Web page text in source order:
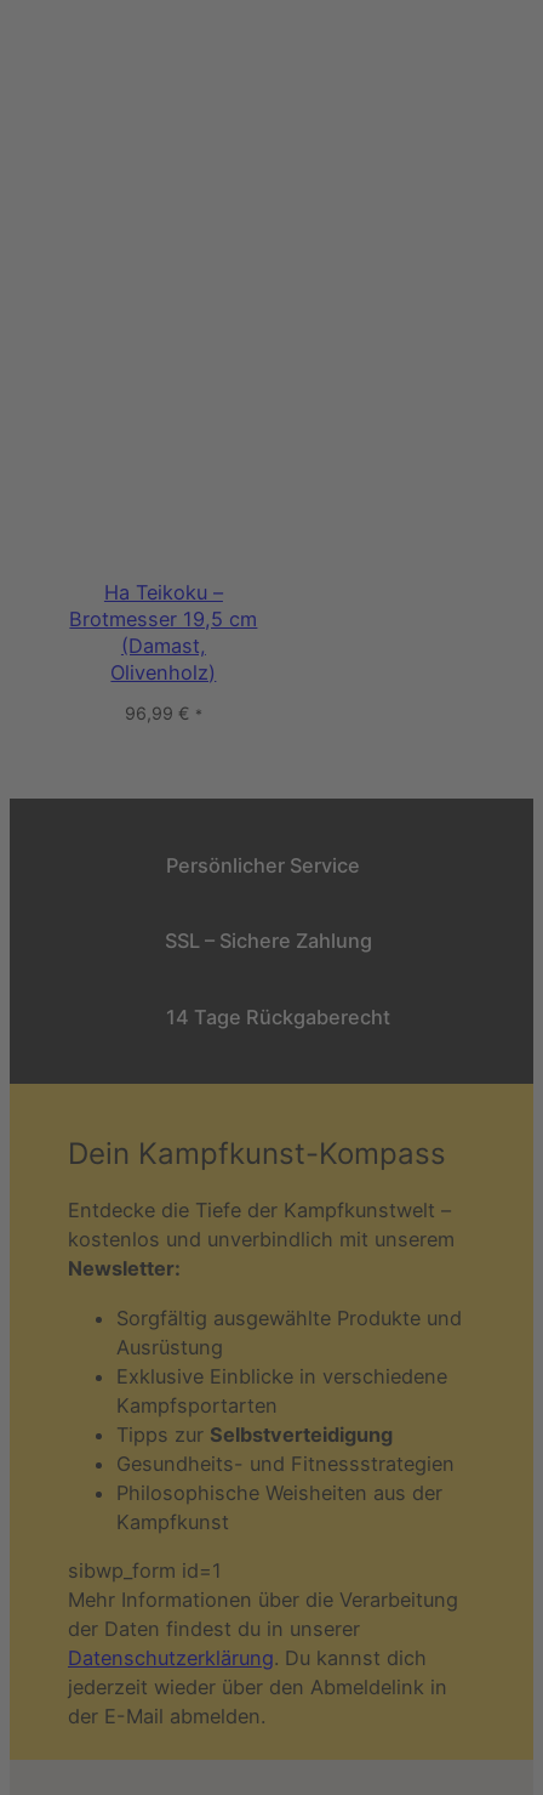
Ha Teikoku –
Brotmesser 19,5 cm
(Damast,
Olivenholz)
96,99 € *
Persönlicher Service
SSL – Sichere Zahlung
14 Tage Rückgaberecht
Dein Kampfkunst-Kompass
Entdecke die Tiefe der Kampfkunstwelt –
kostenlos und unverbindlich mit unserem
Newsletter:
Sorgfältig ausgewählte Produkte und
Ausrüstung
Exklusive Einblicke in verschiedene
Kampfsportarten
Tipps zur Selbstverteidigung
Gesundheits- und Fitnessstrategien
Philosophische Weisheiten aus der
Kampfkunst
sibwp_form id=1
Mehr Informationen über die Verarbeitung
der Daten findest du in unserer
Datenschutzerklärung. Du kannst dich
jederzeit wieder über den Abmeldelink in
der E-Mail abmelden.